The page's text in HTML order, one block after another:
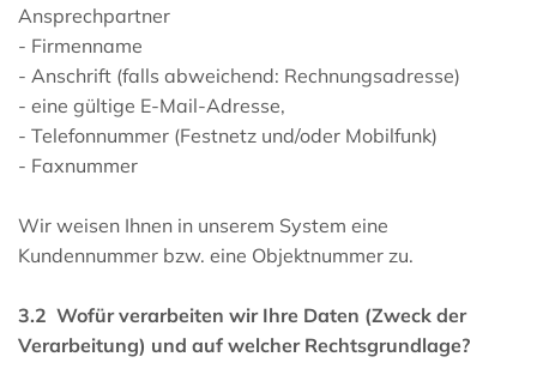
Ansprechpartner
- Firmenname
- Anschrift (falls abweichend: Rechnungsadresse)
- eine gültige E-Mail-Adresse,
- Telefonnummer (Festnetz und/oder Mobilfunk)
- Faxnummer
Wir weisen Ihnen in unserem System eine
Kundennummer bzw. eine Objektnummer zu.
3.2 Wofür verarbeiten wir Ihre Daten (Zweck der
Verarbeitung) und auf welcher Rechtsgrundlage?